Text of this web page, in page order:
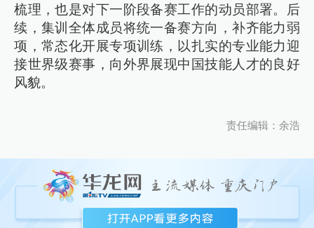
梳理，也是对下一阶段备赛工作的动员部署。后
续，集训全体成员将统一备赛方向，补齐能力弱
项，常态化开展专项训练，以扎实的专业能力迎
接世界级赛事，向外界展现中国技能人才的良好
风貌。
责任编辑：余浩